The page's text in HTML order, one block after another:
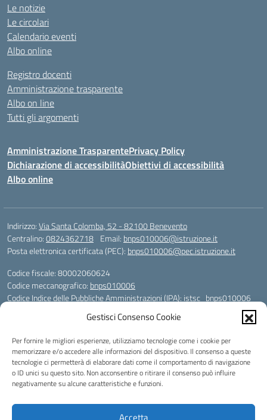
Gestisci Consenso Cookie
Per fornire le migliori esperienze, utilizziamo tecnologie come i cookie per
memorizzare e/o accedere alle informazioni del dispositivo. Il consenso a queste
tecnologie ci permetterà di elaborare dati come il comportamento di navigazione
o ID unici su questo sito. Non acconsentire o ritirare il consenso può influire
negativamente su alcune caratteristiche e funzioni.
Accetta
Le notizie
Le circolari
Calendario eventi
Albo online
Registro docenti
Amministrazione trasparente
Albo on line
Tutti gli argomenti
Amministrazione TrasparentePrivacy Policy
Dichiarazione di accessibilitàObiettivi di accessibilità
Albo online
Indirizzo:Via Santa Colomba, 52 - 82100 Benevento
Centralino:0824362718 Email: bnps010006@istruzione.it
Posta elettronica certificata (PEC): bnps010006@pec.istruzione.it
Codice fiscale: 80002060624
Codice meccanografico: bnps010006
Codice Indice delle Pubbliche Amministrazioni (IPA): istsc_bnps010006
Codice Univoco per le fatture elettroniche: UFHWS5
Liceo Scientifico "Gaetano Rummo"
Conto Corrente Bancario (C.C.B.):
IT17 H 03069 15003 100000046036
Conto Tesoreria